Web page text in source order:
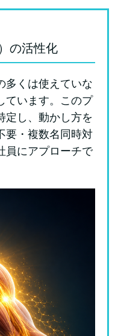
の活性化
多くは使えていな
ています。このプ
定し、動かし方を
要・複数名同時対
員にアプローチで